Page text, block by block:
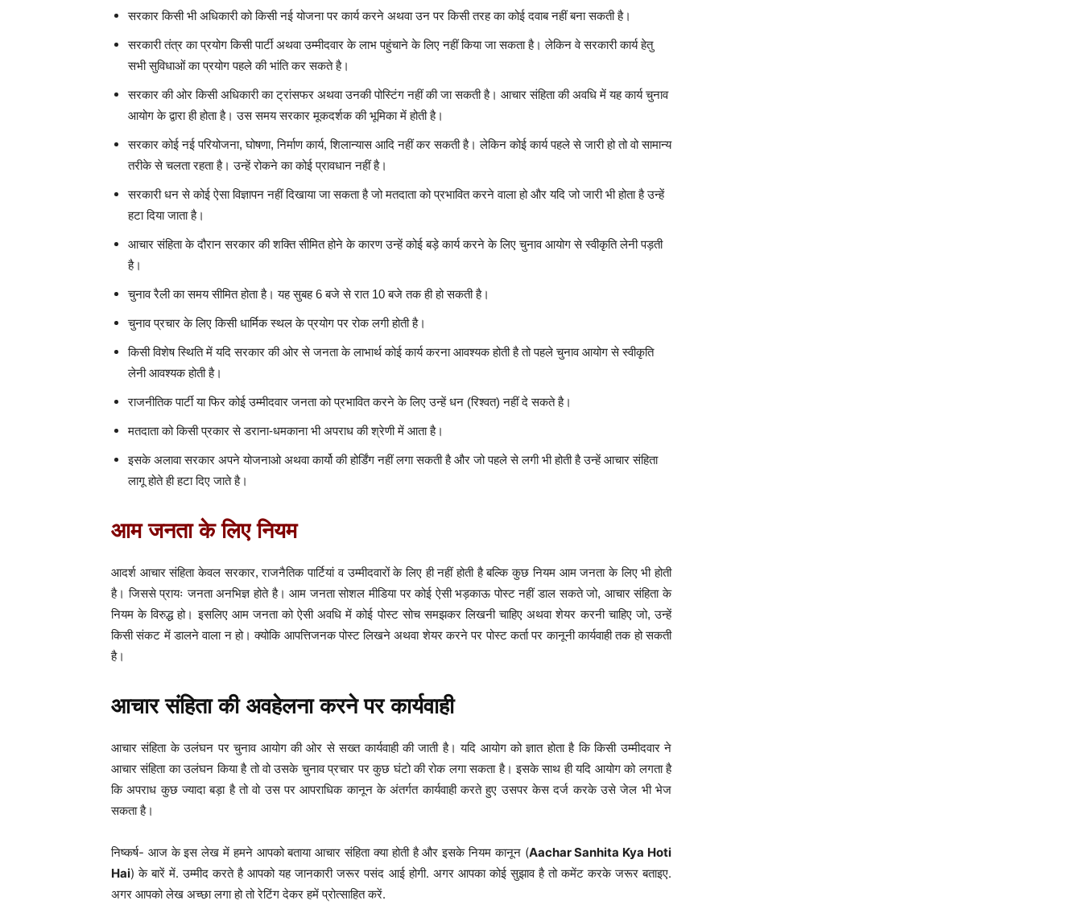
सरकार किसी भी अधिकारी को किसी नई योजना पर कार्य करने अथवा उन पर किसी तरह का कोई दवाब नहीं बना सकती है।
सरकारी तंत्र का प्रयोग किसी पार्टी अथवा उम्मीदवार के लाभ पहुंचाने के लिए नहीं किया जा सकता है। लेकिन वे सरकारी कार्य हेतु
सभी सुविधाओं का प्रयोग पहले की भांति कर सकते है।
सरकार की ओर किसी अधिकारी का ट्रांसफर अथवा उनकी पोस्टिंग नहीं की जा सकती है। आचार संहिता की अवधि में यह कार्य चुनाव
आयोग के द्वारा ही होता है। उस समय सरकार मूकदर्शक की भूमिका में होती है।
सरकार कोई नई परियोजना, घोषणा, निर्माण कार्य, शिलान्यास आदि नहीं कर सकती है। लेकिन कोई कार्य पहले से जारी हो तो वो सामान्य
तरीके से चलता रहता है। उन्हें रोकने का कोई प्रावधान नहीं है।
सरकारी धन से कोई ऐसा विज्ञापन नहीं दिखाया जा सकता है जो मतदाता को प्रभावित करने वाला हो और यदि जो जारी भी होता है उन्हें
हटा दिया जाता है।
आचार संहिता के दौरान सरकार की शक्ति सीमित होने के कारण उन्हें कोई बड़े कार्य करने के लिए चुनाव आयोग से स्वीकृति लेनी पड़ती
है।
चुनाव रैली का समय सीमित होता है। यह सुबह 6 बजे से रात 10 बजे तक ही हो सकती है।
चुनाव प्रचार के लिए किसी धार्मिक स्थल के प्रयोग पर रोक लगी होती है।
किसी विशेष स्थिति में यदि सरकार की ओर से जनता के लाभार्थ कोई कार्य करना आवश्यक होती है तो पहले चुनाव आयोग से स्वीकृति
लेनी आवश्यक होती है।
राजनीतिक पार्टी या फिर कोई उम्मीदवार जनता को प्रभावित करने के लिए उन्हें धन (रिश्वत) नहीं दे सकते है।
मतदाता को किसी प्रकार से डराना-धमकाना भी अपराध की श्रेणी में आता है।
इसके अलावा सरकार अपने योजनाओ अथवा कार्यो की होर्डिंग नहीं लगा सकती है और जो पहले से लगी भी होती है उन्हें आचार संहिता
लागू होते ही हटा दिए जाते है।
आम जनता के लिए नियम
आदर्श आचार संहिता केवल सरकार, राजनैतिक पार्टियां व उम्मीदवारों के लिए ही नहीं होती है बल्कि कुछ नियम आम जनता के लिए भी होती
है। जिससे प्रायः जनता अनभिज्ञ होते है। आम जनता सोशल मीडिया पर कोई ऐसी भड़काऊ पोस्ट नहीं डाल सकते जो, आचार संहिता के
नियम के विरुद्ध हो। इसलिए आम जनता को ऐसी अवधि में कोई पोस्ट सोच समझकर लिखनी चाहिए अथवा शेयर करनी चाहिए जो, उन्हें
किसी संकट में डालने वाला न हो। क्योकि आपत्तिजनक पोस्ट लिखने अथवा शेयर करने पर पोस्ट कर्ता पर कानूनी कार्यवाही तक हो सकती
है।
आचार संहिता की अवहेलना करने पर कार्यवाही
आचार संहिता के उलंघन पर चुनाव आयोग की ओर से सख्त कार्यवाही की जाती है। यदि आयोग को ज्ञात होता है कि किसी उम्मीदवार ने
आचार संहिता का उलंघन किया है तो वो उसके चुनाव प्रचार पर कुछ घंटो की रोक लगा सकता है। इसके साथ ही यदि आयोग को लगता है
कि अपराध कुछ ज्यादा बड़ा है तो वो उस पर आपराधिक कानून के अंतर्गत कार्यवाही करते हुए उसपर केस दर्ज करके उसे जेल भी भेज
सकता है।
निष्कर्ष- आज के इस लेख में हमने आपको बताया आचार संहिता क्या होती है और इसके नियम कानून (Aachar Sanhita Kya Hoti
Hai) के बारें में. उम्मीद करते है आपको यह जानकारी जरूर पसंद आई होगी. अगर आपका कोई सुझाव है तो कमेंट करके जरूर बताइए.
अगर आपको लेख अच्छा लगा हो तो रेटिंग देकर हमें प्रोत्साहित करें.